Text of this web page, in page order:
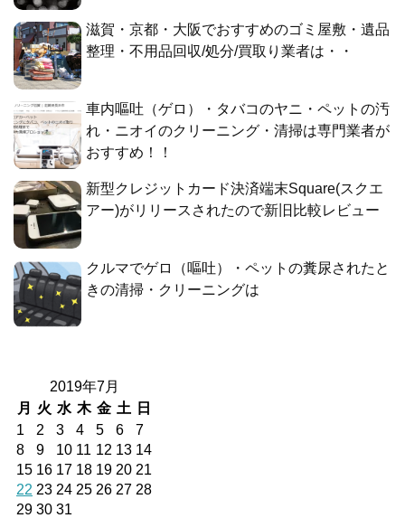
滋賀・京都・大阪でおすすめのゴミ屋敷・遺品
整理・不用品回収/処分/買取り業者は・・
車内嘔吐（ゲロ）・タバコのヤニ・ペットの汚
れ・ニオイのクリーニング・清掃は専門業者が
おすすめ！！
新型クレジットカード決済端末Square(スクエ
アー)がリリースされたので新旧比較レビュー
クルマでゲロ（嘔吐）・ペットの糞尿されたと
きの清掃・クリーニングは
2019年7月
月
火 水 木 金 土 日
1 2 3 4 5 6
7
8
9 10 11 12 13 14
15 16 17 18 19 20 21
22 23 24 25 26 27 28
29 30 31